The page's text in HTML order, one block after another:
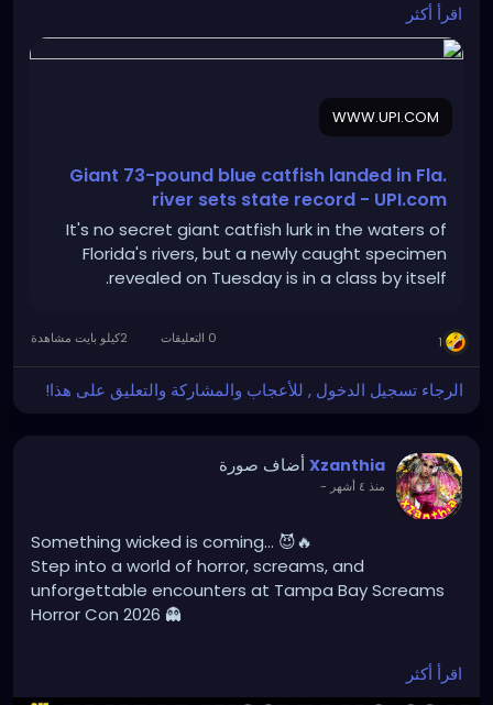
اقرأ أكثر
WWW.UPI.COM
Giant 73-pound blue catfish landed in Fla.
river sets state record - UPI.com
It's no secret giant catfish lurk in the waters of
Florida's rivers, but a newly caught specimen
revealed on Tuesday is in a class by itself.
1
الرجاء تسجيل الدخول , للأعجاب والمشاركة والتعليق على هذا!
Xzanthia أضاف صورة
منذ ٤ أشهر -
Something wicked is coming… 😈🔥
Step into a world of horror, screams, and
unforgettable encounters at Tampa Bay Screams
Horror Con 2026 👻
Meet the hauntingly iconic Xzanthia and experience
اقرأ أكثر